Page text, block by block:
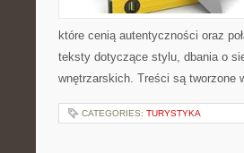
które cenią autentyczności oraz
teksty dotyczące stylu, dbania o
wnętrzarskich. Treści są
CATEGORIES: TURYSTYKA